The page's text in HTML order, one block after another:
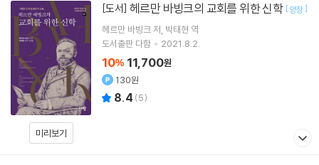
미리보기
[도서] 헤르만 바빙크의 교회를 위한 신학 [양장]
헤르만 바빙크 저 박태현 역
도서출판 다함
2021.8.2.
10% 11,700원
130원
8.4 (5)